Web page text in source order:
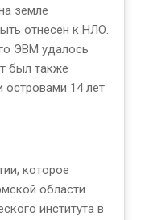
земле
отнесен к НЛО.
ЭВМ удалось
был также
островами 14 лет
которое
области.
института в